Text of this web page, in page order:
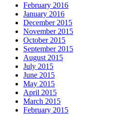
February 2016
January 2016
December 2015
November 2015
October 2015
September 2015
August 2015
July 2015
June 2015
May 2015
April 2015
March 2015
February 2015